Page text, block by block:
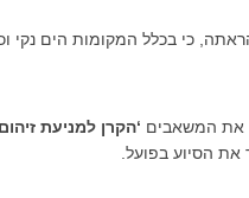
כי בכלל המקומות הים נקי
את המשאבים ‘הקרן למניעת
את הסיוע בפועל.